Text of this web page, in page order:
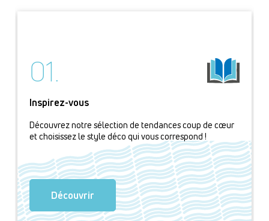
01.
Inspirez-vous
Découvrez notre sélection de tendances coup de cœur
et choisissez le style déco qui vous correspond !
Découvrir